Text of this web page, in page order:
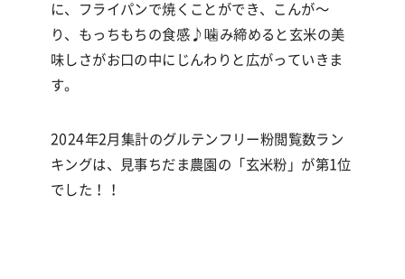
に、フライパンで焼くことができ、こんが〜
り、もっちもちの食感♪噛み締めると玄米の美
味しさがお口の中にじんわりと広がっていきま
す。
2024年2月集計のグルテンフリー粉閲覧数ラン
キングは、見事ちだま農園の「玄米粉」が第1位
でした！！